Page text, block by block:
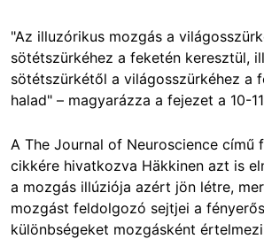
"Az illuzórikus mozgás a
sötétszürkéhez a feketén keresztül,
sötétszürkétől a világosszürkéhez a
halad" – magyarázza a fejezet a 10-
A The Journal of Neuroscience című
cikkére hivatkozva Häkkinen azt is
a mozgás illúziója azért jön létre,
mozgást feldolgozó sejtjei a
különbségeket mozgásként